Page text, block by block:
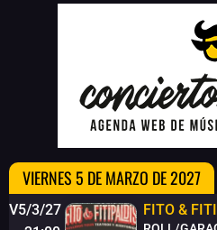
VIERNES 5 DE MARZO DE 2027
V5/3/27
FITO &